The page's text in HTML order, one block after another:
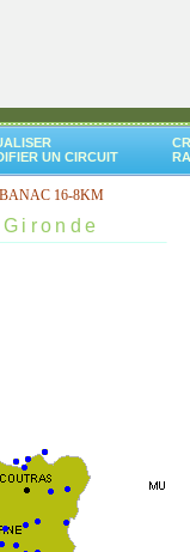
UN CIRCUIT
16-8KM